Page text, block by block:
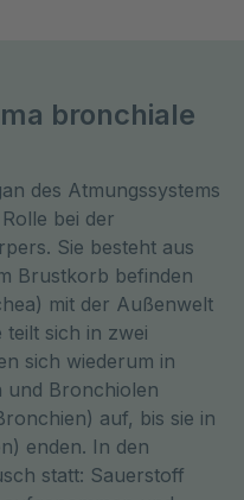
bronchiale
des Atmungssystems
bei der
Sie besteht aus
Brustkorb befinden
mit der Außenwelt
sich in zwei
sich wiederum in
und Bronchiolen
auf, bis sie in
enden. In den
statt: Sauerstoff